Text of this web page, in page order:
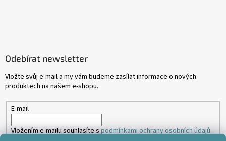
Odebírat newsletter
Vložte svůj e-mail a my vám budeme zasílat informace o nových
produktech na našem e-shopu.
E-mail
Vložením e-mailu souhlasíte spodmínkami ochrany osobních údajů